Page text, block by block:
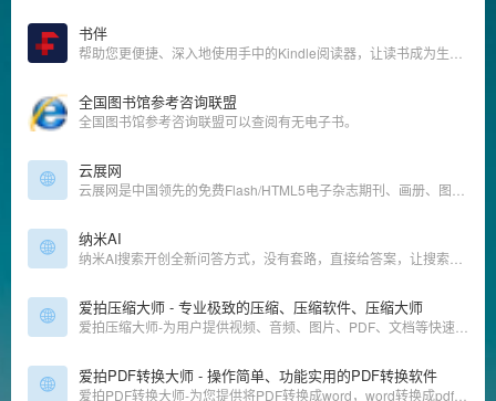
书伴
全国图书馆参考咨询联盟
全国图书馆参考咨询联盟可以查阅有无电子书。
云展网
纳米AI
爱拍压缩大师 - 专业极致的压缩、压缩软件、压缩大师
爱拍PDF转换大师 - 操作简单、功能实用的PDF转换软件